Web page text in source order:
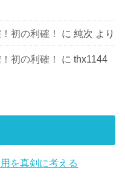
初の利確！ に純次 より
初の利確！ にthx1144
を真剣に考える